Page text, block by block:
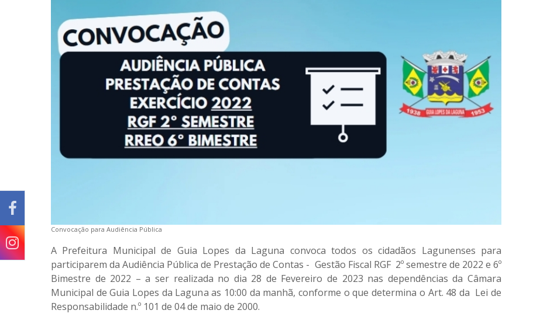
Convocação para Audiência Pública
A Prefeitura Municipal de Guia Lopes da Laguna convoca todos os cidadãos Lagunenses para
participarem daAudiência Pública de Prestação de Contas - Gestão Fiscal RGF 2º semestre de 2022 e 6º
Bimestre de 2022 – a ser realizada no dia 28 de Fevereiro de 2023 nas dependências da Câmara
Municipal de Guia Lopes da Laguna as 10:00 da manhã, conforme o que determina o Art. 48 da Lei de
Responsabilidade n.º 101 de 04 de maio de 2000.